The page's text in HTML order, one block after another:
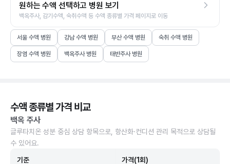
원하는 수액 선택하고 병원 보기
백옥주사, 감기수액, 숙취수액 등 수액 종류별 가격 페이지로 이동
서울 수액 병원 강남 수액 병원 부산 수액 병원 숙취 수액 병원
장염 수액 병원 백옥주사 병원 태반주사 병원
수액 종류별 가격 비교
백옥 주사
글루타치온 성분 중심 상담 항목으로, 항산화·컨디션 관리 목적으로 상담될
수 있어요.
기준 가격(1회)